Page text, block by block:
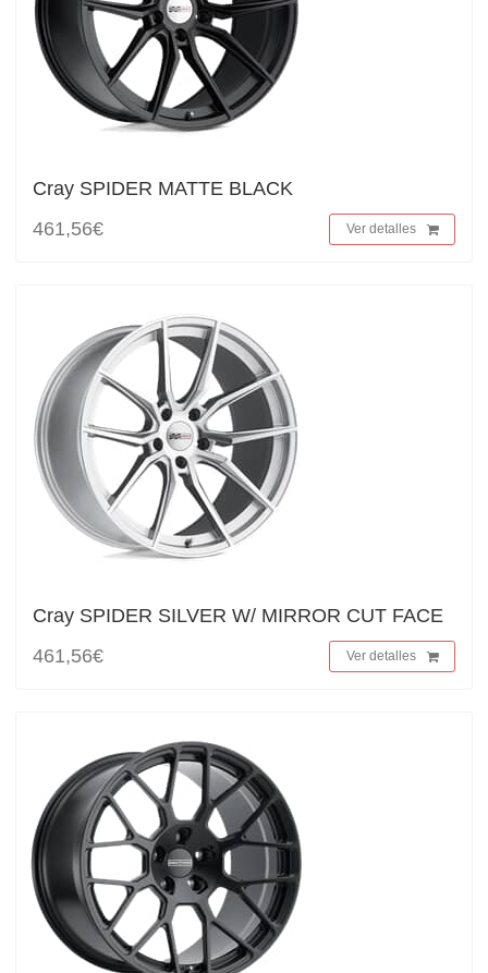
Cray SPIDER MATTE BLACK
461,56€
Ver detalles
Cray SPIDER SILVER W/ MIRROR CUT FACE
461,56€
Ver detalles